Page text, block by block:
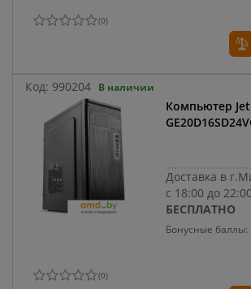
(0)
Код: 990204 В наличии
Компьютер
Доставка в
с 18:00 до
БЕСПЛАТНО
Бонусные баллы:
(0)